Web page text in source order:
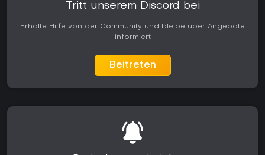
Tritt unserem Discord bei
Erhalte Hilfe von der Community und bleibe über Angebote
informiert
Beitreten